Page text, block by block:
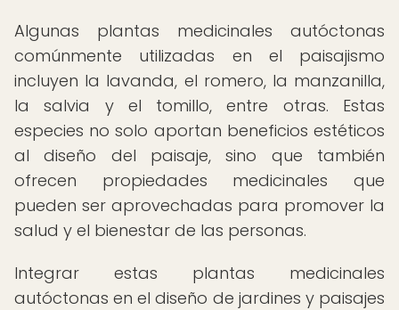
Algunas plantas medicinales autóctonas
comúnmente utilizadas en el paisajismo
incluyen la lavanda, el romero, la manzanilla,
la salvia y el tomillo, entre otras. Estas
especies no solo aportan beneficios estéticos
al diseño del paisaje, sino que también
ofrecen propiedades medicinales que
pueden ser aprovechadas para promover la
salud y el bienestar de las personas.
Integrar estas plantas medicinales
autóctonas en el diseño de jardines y paisajes